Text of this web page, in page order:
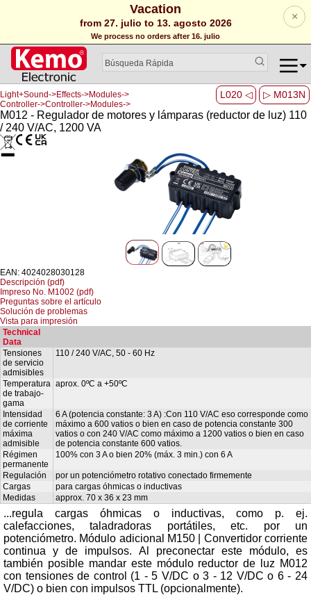
Vacation
from 27. julio to 13. agosto 2026
We process no orders after 16. julio
×
L020 ◁ ▷ M013N
Light+Sound->Effects->Modules->
Controller->Controller->Modules->
M012 - Regulador de motores y lámparas (reductor de luz) 110
/ 240 V/AC, 1200 VA
EAN: 4024028030128
Descripción (pdf)
Impreso No. M1002 (pdf)
Preguntas sobre el artículo
Solución de problemas
Vista para impresión
Technical
Data
Tensiones
de servicio
admisibles
110 / 240 V/AC, 50 - 60 Hz
Temperatura
de trabajo-
gama
aprox. 0ºC a +50ºC
Intensidad
de corriente
máxima
admisible
6 A (potencia constante: 3 A) :Con 110 V/AC eso corresponde como
máximo a 600 vatios o bien en caso de potencia constante 300
vatios o con 240 V/AC como máximo a 1200 vatios o bien en caso
de potencia constante 600 vatios.
Régimen
permanente
100% con 3 A o bien 20% (máx. 3 min.) con 6 A
Regulación
por un potenciómetro rotativo conectado firmemente
Cargas
para cargas óhmicas o inductivas
Medidas
approx. 70 x 36 x 23 mm
...regula cargas óhmicas o inductivas, como p. ej.
calefacciones, taladradoras portátiles, etc. por un
potenciómetro. Módulo adicional M150 | Convertidor corriente
continua y de impulsos. Al preconectar este módulo, es
también posible mandar este módulo reductor de luz M012
con tensiones de control (1 - 5 V/DC o 3 - 12 V/DC o 6 - 24
V/DC) o bien con impulsos TTL (opcionalmente).